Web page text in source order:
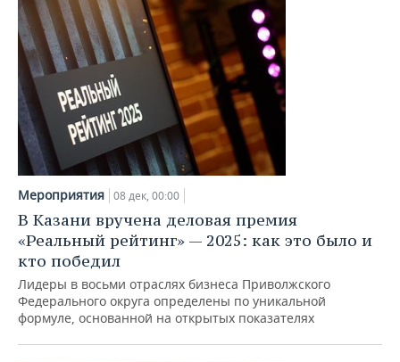
Мероприятия 08 дек, 00:00
В Казани вручена деловая премия
«Реальный рейтинг» — 2025: как это было и
кто победил
Лидеры в восьми отраслях бизнеса Приволжского
Федерального округа определены по уникальной
формуле, основанной на открытых показателях